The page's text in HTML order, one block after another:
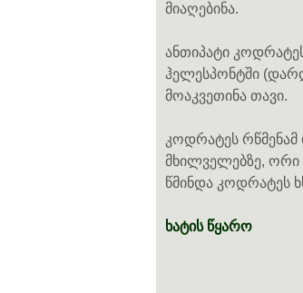
მიაღებინა.
ანთიპატი
ჰელესპონტში
მოაკვეთინა თავი.
კოდრატეს რწმენამ
მხილველებზე, ორი
წმინდა კოდრატეს
ხატის წყარო